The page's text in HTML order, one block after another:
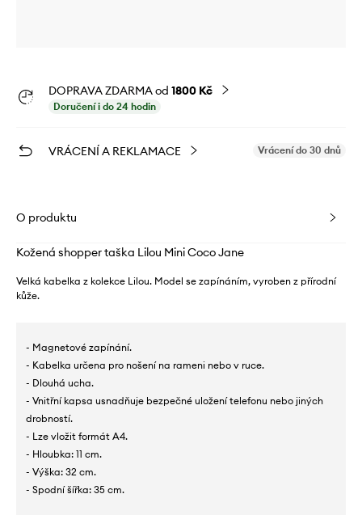
DOPRAVA ZDARMA od 1800 Kč
Doručení i do 24 hodin
VRÁCENÍ A REKLAMACE Vrácení do 30 dnů
O produktu
Kožená shopper taška Lilou Mini Coco Jane
Velká kabelka z kolekce Lilou. Model se zapínáním, vyroben z přírodní
kůže.
- Magnetové zapínání.
- Kabelka určena pro nošení na rameni nebo v ruce.
- Dlouhá ucha.
- Vnitřní kapsa usnadňuje bezpečné uložení telefonu nebo jiných
drobností.
- Lze vložit formát A4.
- Hloubka: 11 cm.
- Výška: 32 cm.
- Spodní šířka: 35 cm.